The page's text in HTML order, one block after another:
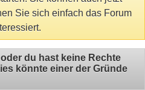
Sie sich einfach das Forum
du hast keine Rechte
könnte einer der Gründe